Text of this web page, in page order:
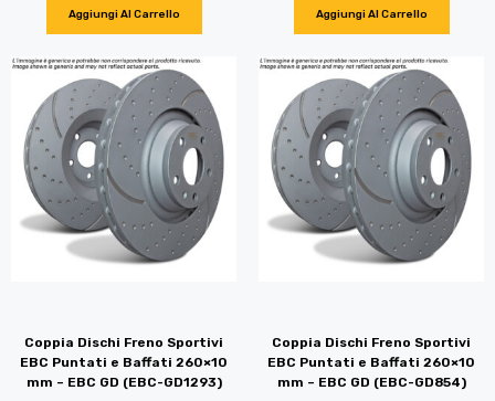
Aggiungi Al Carrello Aggiungi Al Carrello
Coppia Dischi Freno Sportivi
EBC Puntati e Baffati 260×10
mm – EBC GD (EBC-GD1293)
Coppia Dischi Freno Sportivi
EBC Puntati e Baffati 260×10
mm – EBC GD (EBC-GD854)